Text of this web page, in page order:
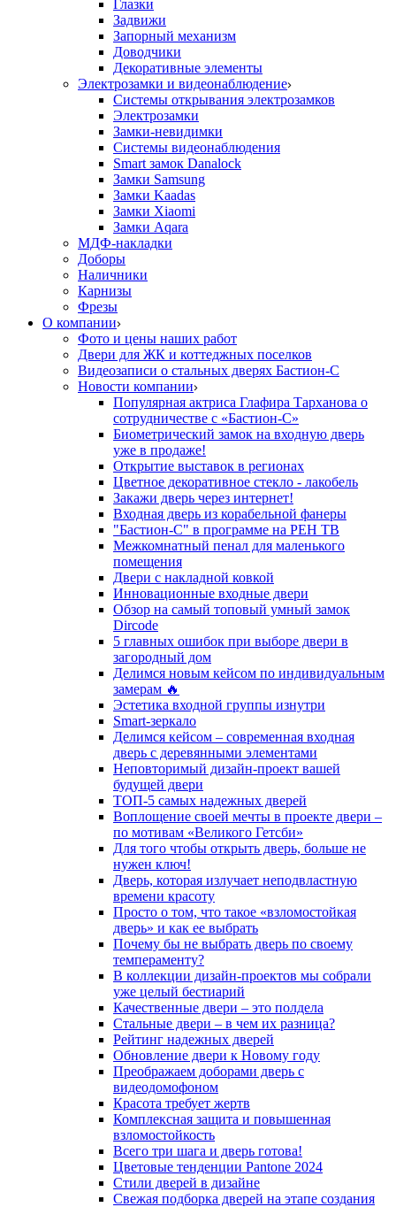
Глазки
Задвижи
Запорный механизм
Доводчики
Декоративные элементы
Электрозамки и видеонаблюдение
Системы открывания электрозамков
Электрозамки
Замки-невидимки
Системы видеонаблюдения
Smart замок Danalock
Замки Samsung
Замки Kaadas
Замки Xiaomi
Замки Aqara
МДФ-накладки
Доборы
Наличники
Карнизы
Фрезы
О компании
Фото и цены наших работ
Двери для ЖК и коттеджных поселков
Видеозаписи о стальных дверях Бастион-С
Новости компании
Популярная актриса Глафира Тарханова о
сотрудничестве с «Бастион-С»
Биометрический замок на входную дверь
уже в продаже!
Открытие выставок в регионах
Цветное декоративное стекло - лакобель
Закажи дверь через интернет!
Входная дверь из корабельной фанеры
"Бастион-С" в программе на РЕН ТВ
Межкомнатный пенал для маленького
помещения
Двери с накладной ковкой
Инновационные входные двери
Обзор на самый топовый умный замок
Dircode
5 главных ошибок при выборе двери в
загородный дом
Делимся новым кейсом по индивидуальным
замерам 🔥
Эстетика входной группы изнутри
Smart-зеркало
Делимся кейсом – современная входная
дверь с деревянными элементами
Неповторимый дизайн-проект вашей
будущей двери
ТОП-5 самых надежных дверей
Воплощение своей мечты в проекте двери –
по мотивам «Великого Гетсби»
Для того чтобы открыть дверь, больше не
нужен ключ!
Дверь, которая излучает неподвластную
времени красоту
Просто о том, что такое «взломостойкая
дверь» и как ее выбрать
Почему бы не выбрать дверь по своему
темпераменту?
В коллекции дизайн-проектов мы собрали
уже целый бестиарий
Качественные двери – это полдела
Стальные двери – в чем их разница?
Рейтинг надежных дверей
Обновление двери к Новому году
Преображаем доборами дверь с
видеодомофоном
Красота требует жертв
Комплексная защита и повышенная
взломостойкость
Всего три шага и дверь готова!
Цветовые тенденции Pantone 2024
Стили дверей в дизайне
Свежая подборка дверей на этапе создания